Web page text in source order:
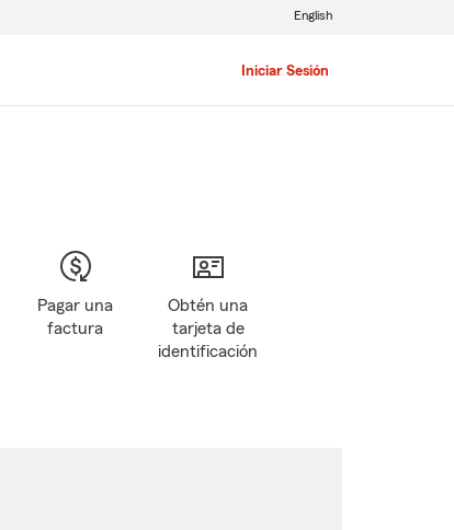
Iniciar Sesión
English
Pagar una
factura
Obtén una
tarjeta de
identificación